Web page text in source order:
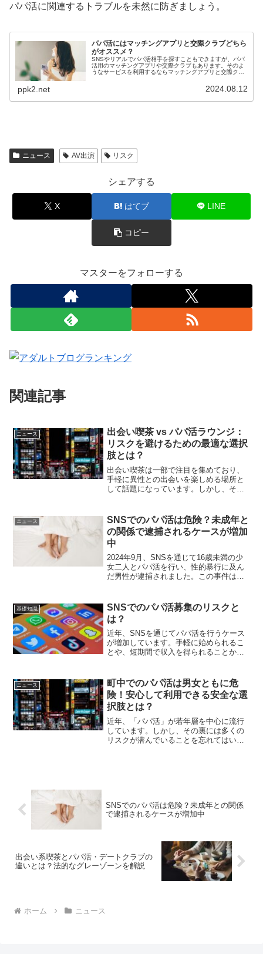
パパ活に関連するトラブルを未然に防ぎましょう。
パパ活にはマッチングアプリと交際クラブどちら
がオススメ？
SNSやリアルでパパ活相手を探すこともできますが、パパ
活用のマッチングアプリや交際クラブもあります。そのよ
うなサービスを利用するならマッチングアプリと交際クラ
ppk2.net 2024.08.12
ニュース AV出演 リスク
シェアする
X はてブ LINE
コピー
マスターをフォローする
関連記事
ニュース
出会い喫茶 vs パパ活ラウンジ：
リスクを避けるための最適な選択
肢とは？
出会い喫茶は一部で注目を集めており、
手軽に異性との出会いを楽しめる場所と
して話題になっています。しかし、その
方で、パパ活ラウンジやデートクラブと
いった、より管理された出...
ニュース
SNSでのパパ活は危険？未成年と
の関係で逮捕されるケースが増加
中
2024年9月、SNSを通じて16歳未満の少
女二人とパパ活を行い、性的暴行に及ん
だ男性が逮捕されました。この事件は、
き彫りになりました。特に、年齢認証が
不十分なSNS...
基礎知識
SNSでのパパ活募集のリスクと
は？
近年、SNSを通じてパパ活を行うケース
が増加しています。手軽に始められるこ
とや、短期間で収入を得られることか
くのリスクが潜んでおり、未成年者が巻
き込まれる事件も発生し...
ニュース
町中でのパパ活は男女ともに危
険！安心して利用できる安全な選
択肢とは？
近年、「パパ活」が若年層を中心に流行
しています。しかし、その裏には多くの
リスクが潜んでいることを忘れてはいけ
SNSでのパパ活は危険？未成年との関係
で逮捕されるケースが増加中
出会い系喫茶とパパ活・デートクラブの
違いとは？法的なグレーゾーンを解説
ホーム ニュース